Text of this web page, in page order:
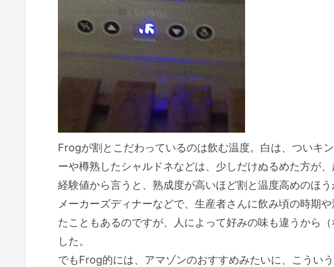
Frogが割とこだわっているのは飲む温度。白は、ついキ
ーや樽熟したシャルドネなどは、少しだけぬるめた方が、
経験値から言うと、熟成度が高いほど割と温度高めのほ
メーカーズディナーなどで、生産者さんに飲み頃の時期
たこともあるのですが、人によって好みの味も違うから
した。
でもFrog的には、アマゾンのおすすめみたいに、こうい